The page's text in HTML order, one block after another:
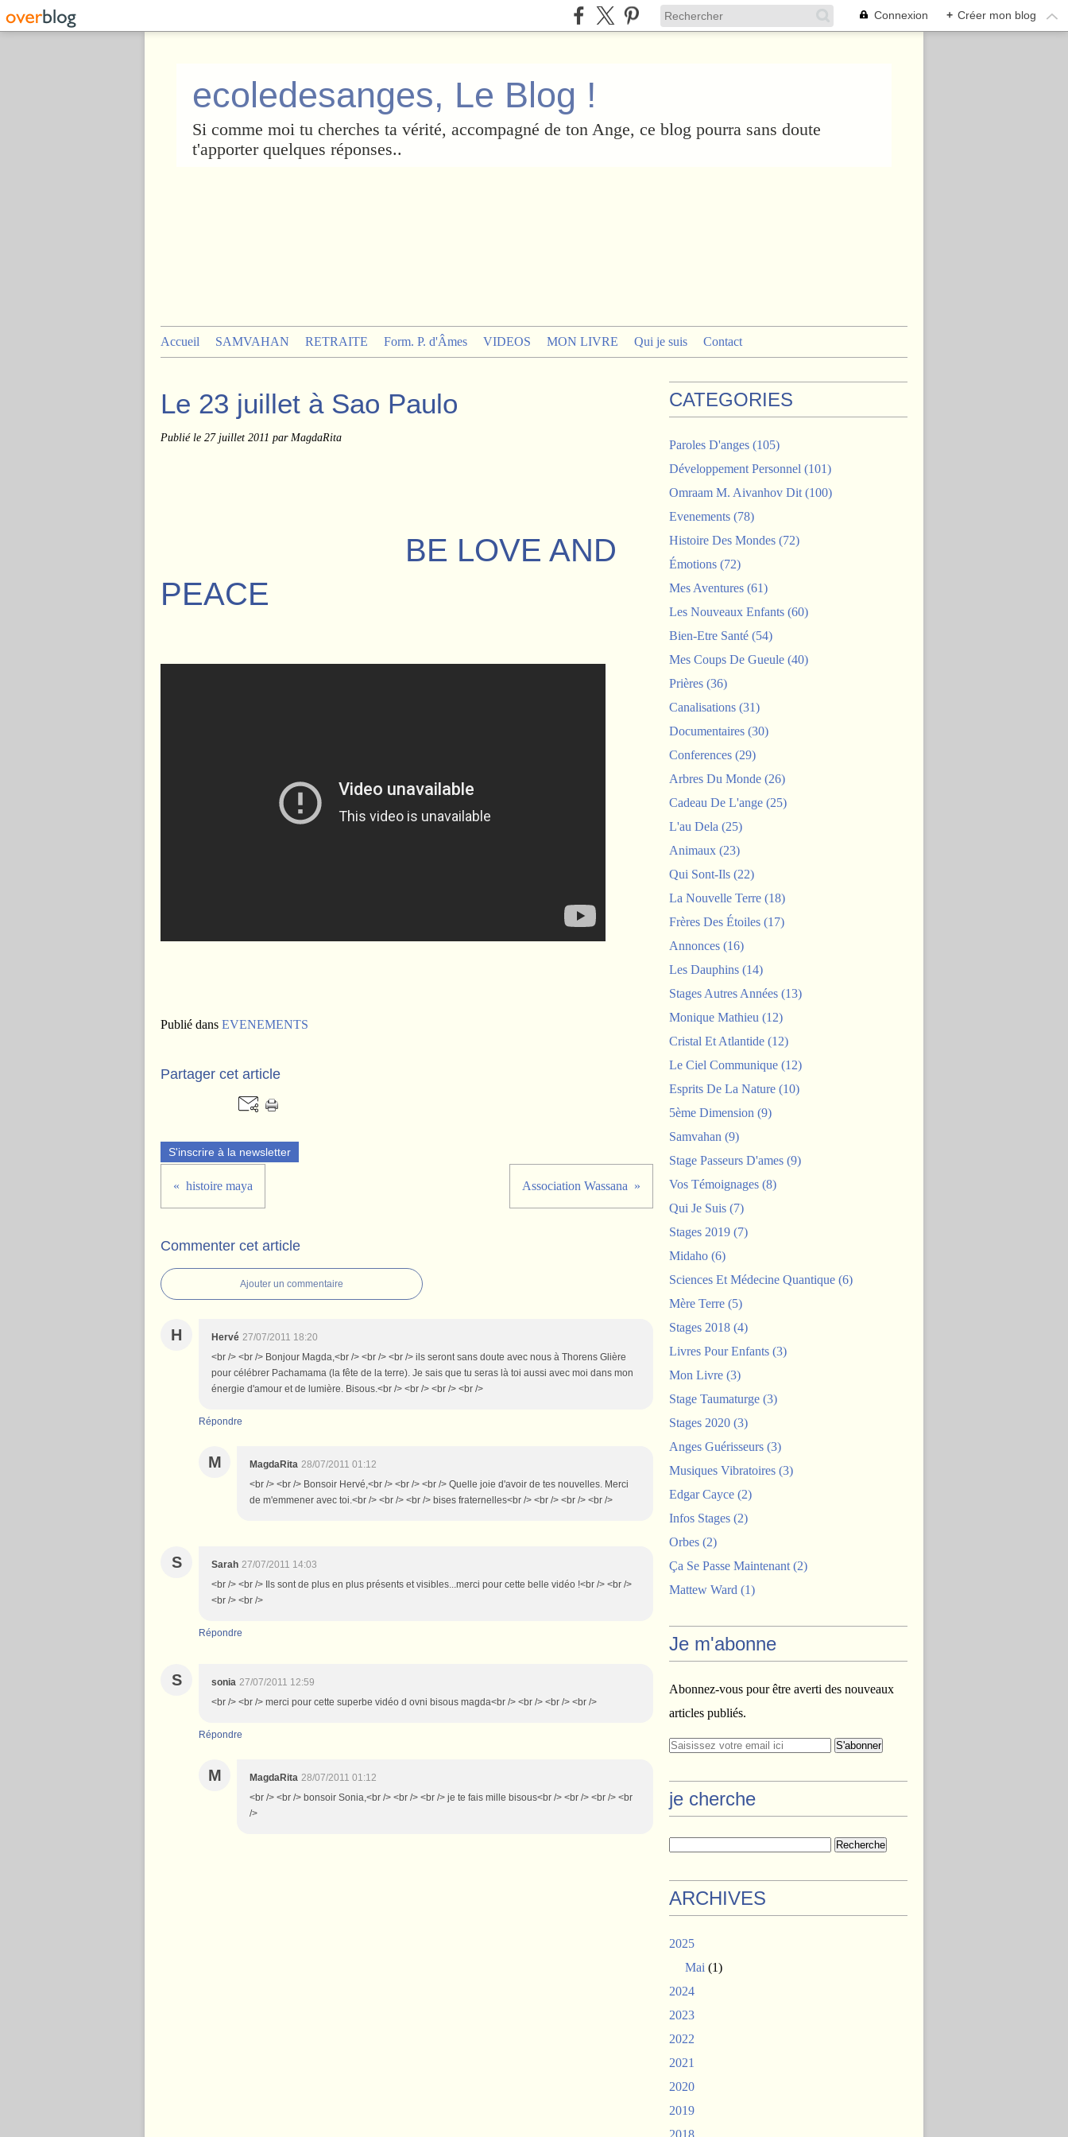
Connexion + Créer mon blog
ecoledesanges, Le Blog !
Si comme moi tu cherches ta vérité, accompagné de ton Ange, ce blog pourra sans doute
t'apporter quelques réponses..
Accueil SAMVAHAN RETRAITE Form. P. d'Âmes VIDEOS MON LIVRE Qui je suis Contact
Le 23 juillet à Sao Paulo
Publié le 27 juillet 2011 par MagdaRita
BE LOVE AND
PEACE
Publié dans EVENEMENTS
Partager cet article
S'inscrire à la newsletter
histoire maya Association Wassana
Commenter cet article
Ajouter un commentaire
H Hervé 27/07/2011 18:20
<br /> <br /> Bonjour Magda,<br /> <br /> <br /> ils seront sans doute avec nous à Thorens Glière
pour célébrer Pachamama (la fête de la terre). Je sais que tu seras là toi aussi avec moi dans mon
énergie d'amour et de lumière. Bisous.<br /> <br /> <br /> <br />
Répondre
M MagdaRita 28/07/2011 01:12
<br /> <br /> Bonsoir Hervé,<br /> <br /> <br /> Quelle joie d'avoir de tes nouvelles. Merci
de m'emmener avec toi.<br /> <br /> <br /> bises fraternelles<br /> <br /> <br /> <br />
S Sarah 27/07/2011 14:03
<br /> <br /> Ils sont de plus en plus présents et visibles...merci pour cette belle vidéo !<br /> <br />
<br /> <br />
Répondre
S sonia 27/07/2011 12:59
<br /> <br /> merci pour cette superbe vidéo d ovni bisous magda<br /> <br /> <br /> <br />
Répondre
M MagdaRita 28/07/2011 01:12
<br /> <br /> bonsoir Sonia,<br /> <br /> <br /> je te fais mille bisous<br /> <br /> <br /> <br
/>
CATEGORIES
Paroles D'anges (105)
Développement Personnel (101)
Omraam M. Aivanhov Dit (100)
Evenements (78)
Histoire Des Mondes (72)
Émotions (72)
Mes Aventures (61)
Les Nouveaux Enfants (60)
Bien-Etre Santé (54)
Mes Coups De Gueule (40)
Prières (36)
Canalisations (31)
Documentaires (30)
Conferences (29)
Arbres Du Monde (26)
Cadeau De L'ange (25)
L'au Dela (25)
Animaux (23)
Qui Sont-Ils (22)
La Nouvelle Terre (18)
Frères Des Étoiles (17)
Annonces (16)
Les Dauphins (14)
Stages Autres Années (13)
Monique Mathieu (12)
Cristal Et Atlantide (12)
Le Ciel Communique (12)
Esprits De La Nature (10)
5ème Dimension (9)
Samvahan (9)
Stage Passeurs D'ames (9)
Vos Témoignages (8)
Qui Je Suis (7)
Stages 2019 (7)
Midaho (6)
Sciences Et Médecine Quantique (6)
Mère Terre (5)
Stages 2018 (4)
Livres Pour Enfants (3)
Mon Livre (3)
Stage Taumaturge (3)
Stages 2020 (3)
Anges Guérisseurs (3)
Musiques Vibratoires (3)
Edgar Cayce (2)
Infos Stages (2)
Orbes (2)
Ça Se Passe Maintenant (2)
Mattew Ward (1)
Je m'abonne
Abonnez-vous pour être averti des nouveaux
articles publiés.
je cherche
ARCHIVES
2025
Mai (1)
2024
2023
2022
2021
2020
2019
2018